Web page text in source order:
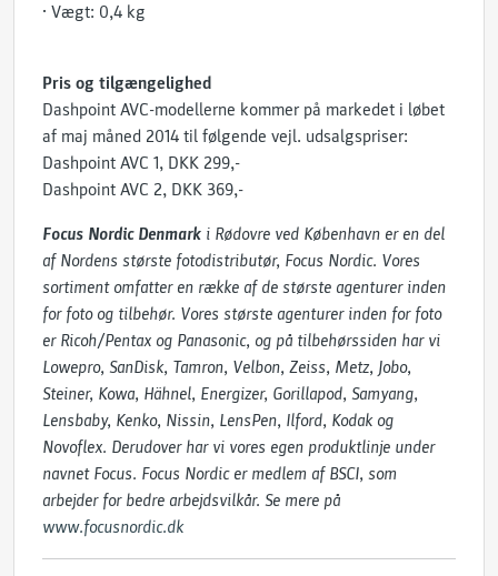
• Vægt: 0,4 kg
Pris og tilgængelighed
Dashpoint AVC-modellerne kommer på markedet i løbet
af maj måned 2014 til følgende vejl. udsalgspriser:
Dashpoint AVC 1, DKK 299,-
Dashpoint AVC 2, DKK 369,-
Focus Nordic Denmark i Rødovre ved København er en del
af Nordens største fotodistributør, Focus Nordic. Vores
sortiment omfatter en række af de største agenturer inden
for foto og tilbehør. Vores største agenturer inden for foto
er Ricoh/Pentax og Panasonic, og på tilbehørssiden har vi
Lowepro, SanDisk, Tamron, Velbon, Zeiss, Metz, Jobo,
Steiner, Kowa, Hähnel, Energizer, Gorillapod, Samyang,
Lensbaby, Kenko, Nissin, LensPen, Ilford, Kodak og
Novoflex. Derudover har vi vores egen produktlinje under
navnet Focus. Focus Nordic er medlem af BSCI, som
arbejder for bedre arbejdsvilkår. Se mere på
www.focusnordic.dk